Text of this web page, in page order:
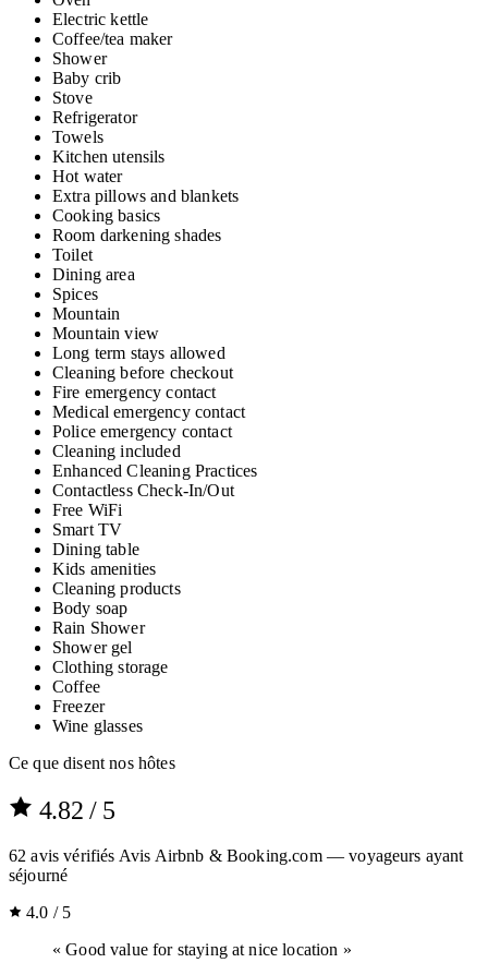
Electric kettle
Coffee/tea maker
Shower
Baby crib
Stove
Refrigerator
Towels
Kitchen utensils
Hot water
Extra pillows and blankets
Cooking basics
Room darkening shades
Toilet
Dining area
Spices
Mountain
Mountain view
Long term stays allowed
Cleaning before checkout
Fire emergency contact
Medical emergency contact
Police emergency contact
Cleaning included
Enhanced Cleaning Practices
Contactless Check-In/Out
Free WiFi
Smart TV
Dining table
Kids amenities
Cleaning products
Body soap
Rain Shower
Shower gel
Clothing storage
Coffee
Freezer
Wine glasses
Ce que disent nos hôtes
4.82 / 5
62 avis vérifiés Avis Airbnb & Booking.com — voyageurs ayant
séjourné
4.0 / 5
« Good value for staying at nice location »